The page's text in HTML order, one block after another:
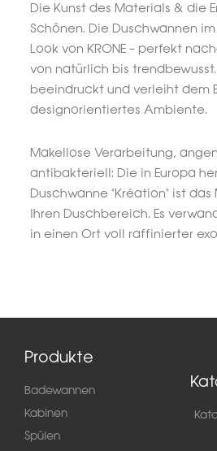
Die Kunst des Materials & die
Schönen. Die Duschwannen
Look von KRONE – perfekt
von natürlich bis
beeindruckt und verleiht dem
designorientiertes Ambiente.
Makellose Verarbeitung,
antibakteriell: Die in Europa
Duschwanne "Kréation" ist das
Ihren Duschbereich. Es
in einen Ort voll raffinierter
Produkte
Badewannen
Kabinen
Spülen